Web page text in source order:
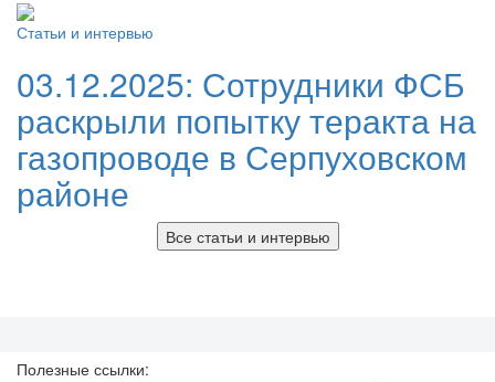
Статьи и интервью
03.12.2025: Сотрудники ФСБ
раскрыли попытку теракта на
газопроводе в Серпуховском
районе
Все статьи и интервью
Полезные ссылки: